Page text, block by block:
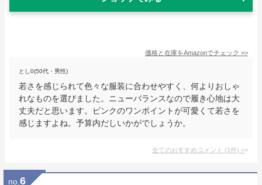
価格と在庫をAmazonでチェック >>
とし0(50代・男性)
若さを感じられて色々な服装に合わせやすく、何よりおしゃ
れなものを選びました。ニューバランスなので履き心地は大
丈夫だと思います。ピンクのワンポイントが可愛くて若さを
感じますよね。予算内だしいかがでしょうか。
全てのおすすめコメント (1件) >
no. 6